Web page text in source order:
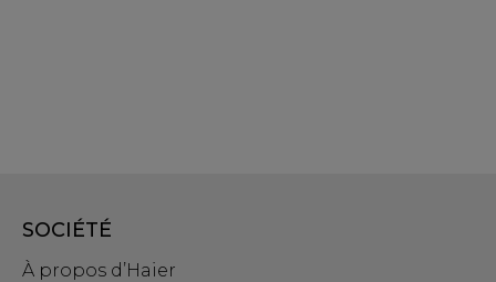
SOCIÉTÉ
À propos d’Haier